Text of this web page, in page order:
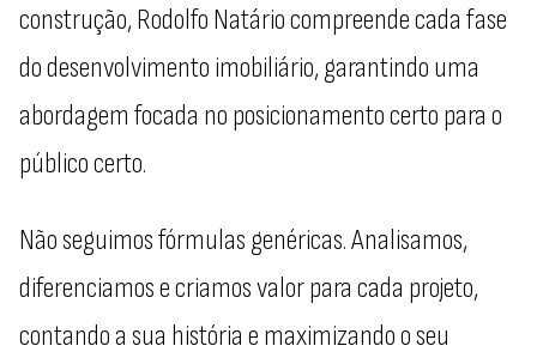
construção, Rodolfo Natário compreende cada fase
do desenvolvimento imobiliário, garantindo uma
abordagem focada no posicionamento certo para o
público certo.
Não seguimos fórmulas genéricas. Analisamos,
diferenciamos e criamos valor para cada projeto,
contando a sua história e maximizando o seu